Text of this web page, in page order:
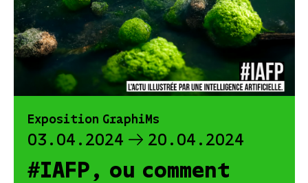
Exposition GraphiMs
03.04.2024 20.04.2024
#IAFP, ou comment